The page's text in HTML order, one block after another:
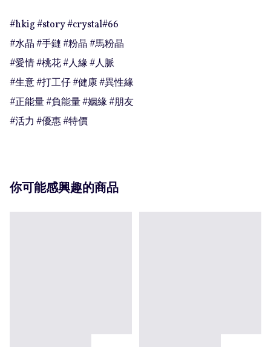
#hkig #story #crystal#66
#水晶 #手鏈 #粉晶 #馬粉晶
#愛情 #桃花 #人緣 #人脈
#生意 #打工仔 #健康 #異性緣
#正能量 #負能量 #姻緣 #朋友
#活力 #優惠 #特價
你可能感興趣的商品